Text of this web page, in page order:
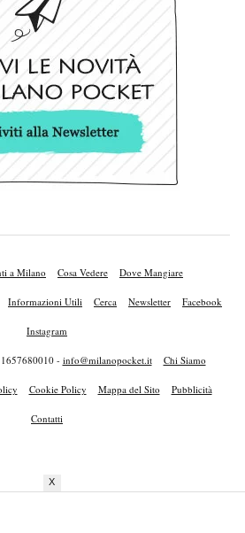
a Milano Cosa Vedere Dove Mangiare
Informazioni Utili Cerca Newsletter Facebook
Instagram
- info@milanopocket.it Chi Siamo
Cookie Policy Mappa del Sito Pubblicità
Contatti
X